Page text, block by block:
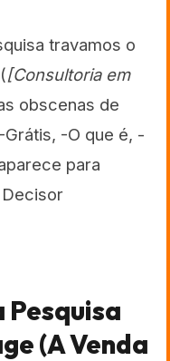
travamos o
[Consultoria em
obscenas de
-O que é, -
para
Pesquisa
(A Venda